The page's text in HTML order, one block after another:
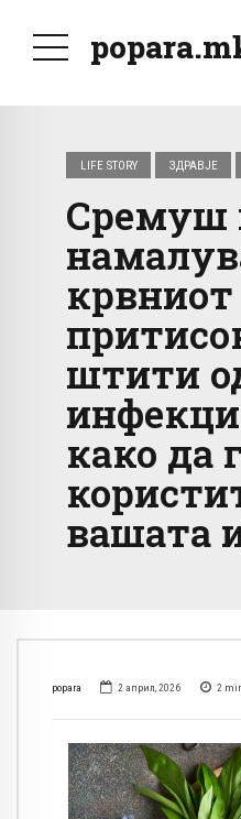
LIFE STORY ЗДРАВЈЕ
Сремуш
крвниот
штити
како да
вашата
popara 2 април, 2026 2